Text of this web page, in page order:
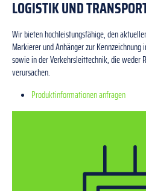
LOGISTIK UND
Wir bieten hochleistungsfähige, den
Markierer und Anhänger zur
sowie in der Verkehrsleittechnik, die weder
verursachen.
Produktinformationen anfragen